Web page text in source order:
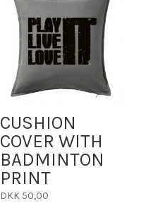
CUSHION
COVER WITH
BADMINTON
PRINT
DKK 50,00